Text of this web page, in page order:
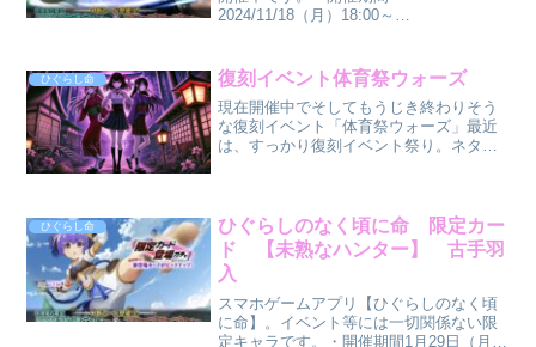
2024/11/18（月）18:00～
イベントです。今回は、ミッション報酬
にキャラのカケラが獲...
ひぐらし命 復刻イベント体育祭ウォーズ
現在開催中でそしてもうじき終わりそう
な復刻イベント「体育祭ウォーズ」最近
は、すっかり復刻イベント祭り。ネタ切
ひぐらし命
ひぐらしのなく頃に命 限定カー
ド 【未熟なハンター】 古手羽
入
スマホゲームアプリ【ひぐらしのなく頃
に命】。イベント等には一切関係ない限
定キャラです。・開催期間1月29日（月）